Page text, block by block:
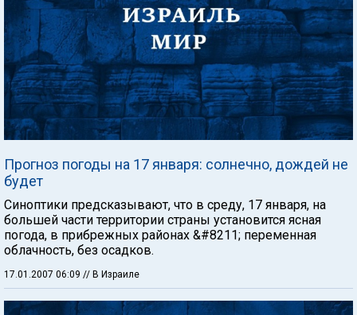
Прогноз погоды на 17 января: солнечно, дождей не
будет
Синоптики предсказывают, что в среду, 17 января, на
большей части территории страны установится ясная
погода, в прибрежных районах &#8211; переменная
облачность, без осадков.
17.01.2007 06:09 // В Израиле